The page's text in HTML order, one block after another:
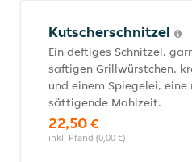
Kutscherschnitzel
Ein deftiges Schnitzel,
saftigen Grillwürstchen,
und einem Spiegelei,
sättigende Mahlzeit.
22,50 €
inkl. Pfand (0,00 €)